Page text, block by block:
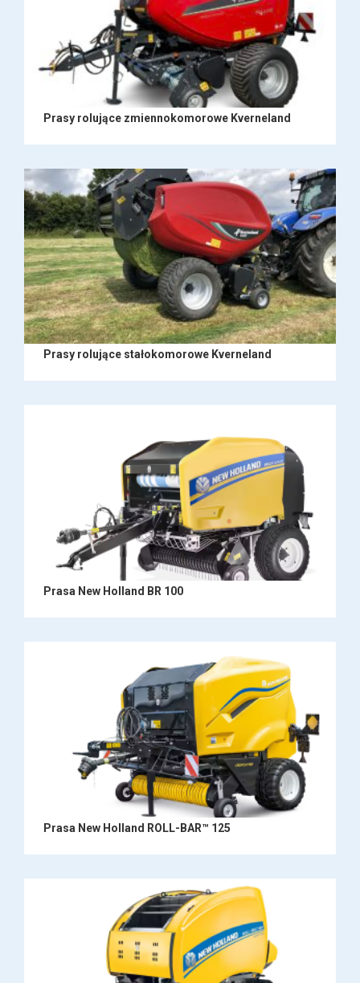
Prasy rolujące zmiennokomorowe Kverneland
Prasy rolujące stałokomorowe Kverneland
Prasa New Holland BR 100
Prasa New Holland ROLL-BAR™ 125